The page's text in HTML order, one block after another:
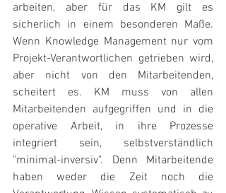
arbeiten, aber für das KM gilt es
sicherlich in einem besonderen Maße.
Wenn Knowledge Management nur vom
Projekt-Verantwortlichen getrieben wird,
aber nicht von den Mitarbeitenden,
scheitert es. KM muss von allen
Mitarbeitenden aufgegriffen und in die
operative Arbeit, in ihre Prozesse
integriert sein, selbstverständlich
"minimal-inversiv". Denn Mitarbeitende
haben weder die Zeit noch die